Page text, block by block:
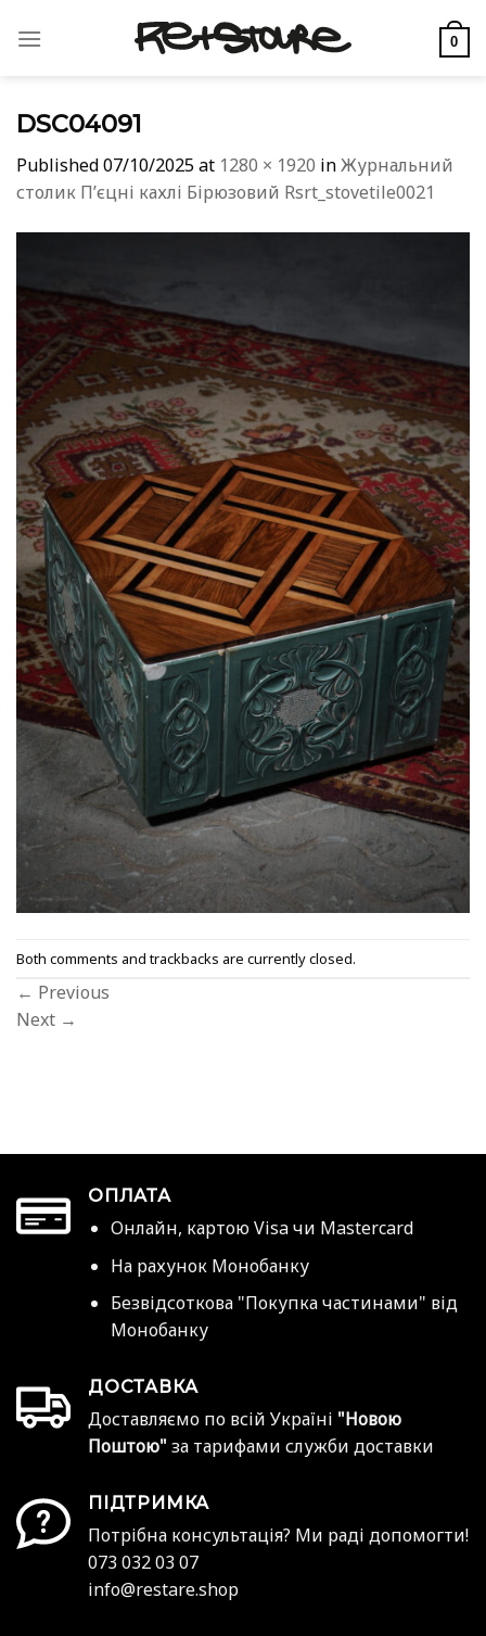
0
DSC04091
Published07/10/2025at 1280 × 1920 inЖурнальний
столик Пʼєцні кахлі Бірюзовий Rsrt_stovetile0021
Both comments and trackbacks are currently closed.
← Previous
Next →
ОПЛАТА
Онлайн, картою Visa чи Mastercard
На рахунок Монобанку
Безвідсоткова "Покупка частинами" від
Монобанку
ДОСТАВКА
Доставляємо по всій Україні "Новою
Поштою" за тарифами служби доставки
ПІДТРИМКА
Потрібна консультація? Ми раді допомогти!
073 032 03 07
info@restare.shop